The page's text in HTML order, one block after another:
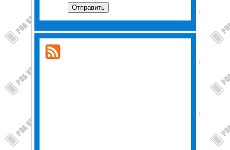
Отправить